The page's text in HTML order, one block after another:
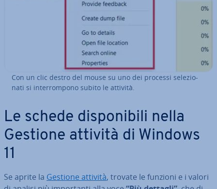
Con un clic destro del mouse su uno dei processi se­le­zio­
na­ti si in­ter­rom­po­no subito le attività.
Le schede di­spo­ni­bi­li nella
Gestione attività di Windows
11
Se aprite la Gestione attività, trovate le funzioni e i valori